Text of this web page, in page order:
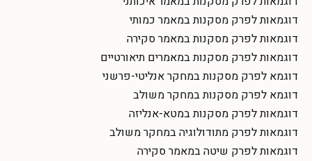
דוגמאות לפרק מסקנות במאמר כמותי
דוגמאות לפרק מסקנות במאמר סקירה
דוגמאות לפרק מסקנות במאמרים תיאורטיים
דוגמא לפרק מסקנות במחקר אנליטי-פרשני
דוגמא לפרק מסקנות במחקר משולב
דוגמאות לפרק מסקנות במטא-אנליזה
דוגמאות לפרק מתודולוגיה במחקר משולב
דוגמאות לפרק שיטה במאמר סקירה